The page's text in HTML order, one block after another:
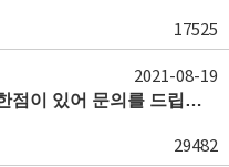
17525
ESC Dechuck과 관련하여 궁금한점이 있어 문의를 드립니다.
29482
2021-08-19